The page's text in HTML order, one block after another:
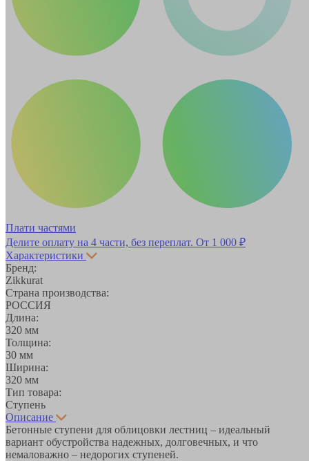
Плати частями
Делите оплату на 4 части, без переплат. От 1 000 ₽
Характеристики
Бренд:
Zikkurat
Страна производства:
РОССИЯ
Длина:
320 мм
Толщина:
30 мм
Ширина:
320 мм
Тип товара:
Ступень
Описание
Бетонные ступени для облицовки лестниц – идеальный
вариант обустройства надежных, долговечных, и что
немаловажно – недорогих ступеней.